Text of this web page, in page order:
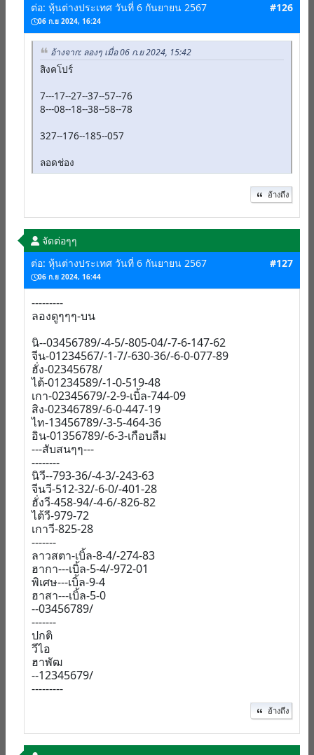
ต่อ: หุ้นต่างประเทศ วันที่ 6 กันยายน 2567
06 ก.ย 2024, 16:24
#126
อ้างจาก: ลองๆ เมื่อ 06 ก.ย 2024, 15:42
สิงคโปร์
7---17--27--37--57--76
8---08--18--38--58--78
327--176--185--057
ลอดช่อง
อ้างถึง
จัดต่อๆๆ
ต่อ: หุ้นต่างประเทศ วันที่ 6 กันยายน 2567
06 ก.ย 2024, 16:44
#127
---------
ลองดูๆๆๆ-บน
นิ--03456789/-4-5/-805-04/-7-6-147-62
จีน-01234567/-1-7/-630-36/-6-0-077-89
ฮั่ง-02345678/
ไต้-01234589/-1-0-519-48
เกา-02345679/-2-9-เบิ้ล-744-09
สิง-02346789/-6-0-447-19
ไท-13456789/-3-5-464-36
อิน-01356789/-6-3-เกือบลืม
---สับสนๆๆ---
--------
นิวี--793-36/-4-3/-243-63
จีนวี-512-32/-6-0/-401-28
ฮั่งวี-458-94/-4-6/-826-82
ไต้วี-979-72
เกาวี-825-28
-------
ลาวสตา-เบิ้ล-8-4/-274-83
ฮากา---เบิ้ล-5-4/-972-01
พิเศษ---เบิ้ล-9-4
ฮาสา---เบิ้ล-5-0
--03456789/
-------
ปกติ
วีไอ
ฮาพัฒ
--12345679/
---------
อ้างถึง